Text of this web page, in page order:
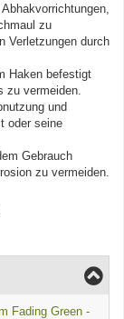
zu
Verletzungen durch
Haken befestigt
zu vermeiden.
und
oder seine
Gebrauch
zu vermeiden.
Fading Green -